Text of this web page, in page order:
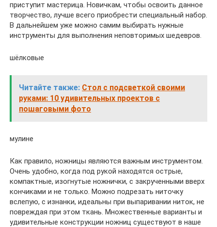
приступит мастерица. Новичкам, чтобы освоить данное
творчество, лучше всего приобрести специальный набор.
В дальнейшем уже можно самим выбирать нужные
инструменты для выполнения неповторимых шедевров.
шёлковые
Читайте также: Стол с подсветкой своими
руками: 10 удивительных проектов с
пошаговыми фото
мулине
Как правило, ножницы являются важным инструментом.
Очень удобно, когда под рукой находятся острые,
компактные, изогнутые ножнички, с закрученными вверх
кончиками и не только. Можно подрезать ниточку
вслепую, с изнанки, идеальны при выпаривании ниток, не
повреждая при этом ткань. Множественные варианты и
удивительные конструкции ножниц существуют в наше